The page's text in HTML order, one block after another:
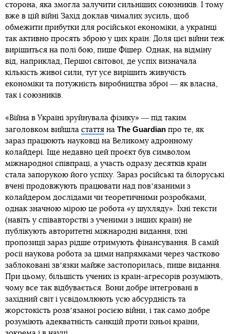
сторона, яка змогла залучити сильніших союзників. І тому
вже в цій війні Захід доклав чималих зусиль, щоб
обмежити прибутки для російської економіки, а українці
так активно просять зброю у цих країн. Доля цієї війни теж
вирішиться на полі бою, пише Фішер. Однак, на відміну
від, наприклад, Першої світової, де успіх визначала
кількість живої сили, тут усе вирішить живучість
економіки та потужність виробництва зброї ― як власна,
так і союзників.
«Війна в Україні зруйнувала фізику» ― під таким
заголовком вийшла стаття на The Guardian про те, як
зараз працюють науковці на Великому адронному
колайдері. Іще недавно цей проєкт був символом
міжнародної співпраці, а участь одразу десятків країн
стала запорукою його успіху. Зараз російські та білоруські
вчені продовжують працювати над повʼязаними з
колайдером дослідами чи теоретичними розробками,
однак значною мірою це робота «у шухляду». Їхні тексти
(навіть у співавторстві з ученими з інших країн) не
публікують авторитетні міжнародні видання, їхні
пропозиції зараз рідше отримують фінансування. В самій
росії наукова робота за цими напрямками через частково
заблоковані звʼязки майже застопорилась, пише видання.
При цьому, більшість учених із країн-агресорів розуміють,
чому все так відбувається. Вони добре інтегровані в
західний світ і усвідомлюють усю абсурдність та
жорстокість розвʼязаної росією війни, і так само добре
розуміють адекватність санкцій проти їхньої країни,